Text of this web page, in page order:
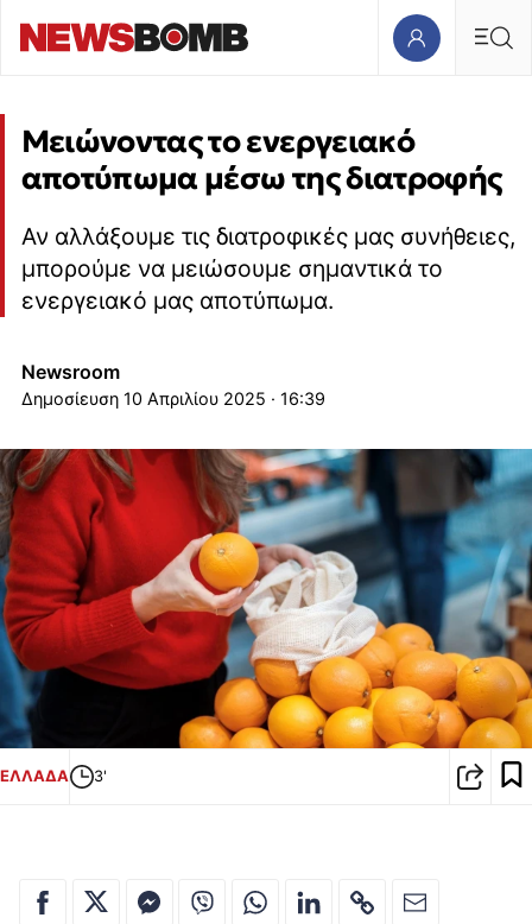
Μειώνοντας το ενεργειακό
αποτύπωμα μέσω της διατροφής
Αν αλλάξουμε τις διατροφικές μας συνήθειες,
μπορούμε να μειώσουμε σημαντικά το
ενεργειακό μας αποτύπωμα.
Newsroom
10 Απριλίου 2025 · 16:39
ΕΛΛΑΔΑ 3'